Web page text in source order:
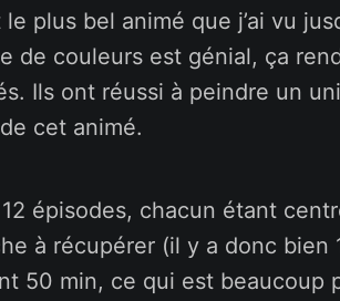
plus bel animé que j’ai vu
de couleurs est génial, ça
Ils ont réussi à peindre un
cet animé.
épisodes, chacun étant
à récupérer (il y a donc bien
50 min, ce qui est beaucoup